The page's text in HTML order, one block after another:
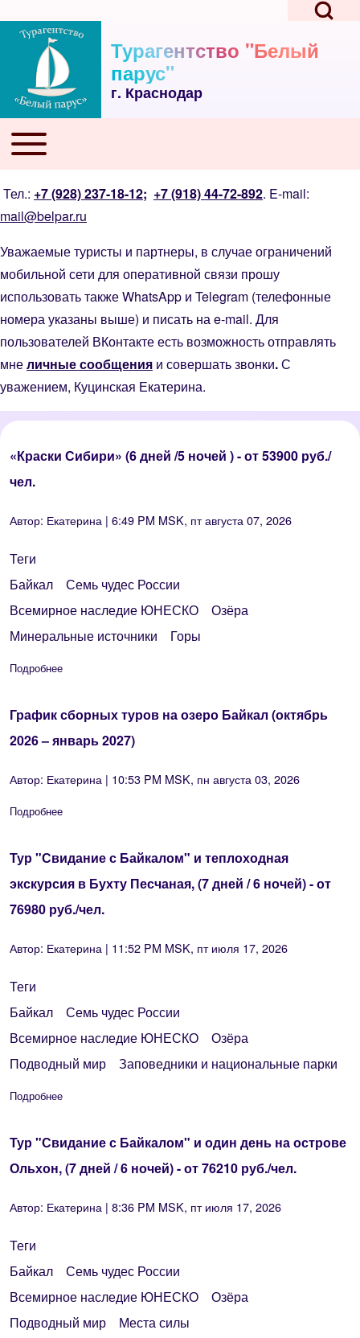
Поиск
Турагентство "Белый
парус"
г. Краснодар
Основная навигация
Toggle main menu
Тел.: +7 (928) 237-18-12; +7 (918) 44-72-892. E-mail:
mail@belpar.ru
Уважаемые туристы и партнеры, в случае ограничений
мобильной сети для оперативной связи прошу
использовать также WhatsApp и Telegram (телефонные
номера указаны выше) и писать на e-mail. Для
пользователей ВКонтакте есть возможность отправлять
мнеличные сообщения и совершать звонки.С
уважением, Куцинская Екатерина.
«Краски Сибири» (6 дней /5 ночей ) - от 53900 руб./
чел.
Автор: Екатерина | 6:49 PM MSK, пт августа 07, 2026
Теги
Байкал
Семь чудес России
Всемирное наследие ЮНЕСКО
Озёра
Минеральные источники
Горы
Подробнее
График сборных туров на озеро Байкал (октябрь
2026 – январь 2027)
Автор: Екатерина | 10:53 PM MSK, пн августа 03, 2026
Подробнее
Тур "Свидание с Байкалом" и теплоходная
экскурсия в Бухту Песчаная, (7 дней / 6 ночей) - от
76980 руб./чел.
Автор: Екатерина | 11:52 PM MSK, пт июля 17, 2026
Теги
Байкал
Семь чудес России
Всемирное наследие ЮНЕСКО
Озёра
Подводный мир
Заповедники и национальные парки
Подробнее
Тур "Свидание с Байкалом" и один день на острове
Ольхон, (7 дней / 6 ночей) - от 76210 руб./чел.
Автор: Екатерина | 8:36 PM MSK, пт июля 17, 2026
Теги
Байкал
Семь чудес России
Всемирное наследие ЮНЕСКО
Озёра
Подводный мир
Места силы